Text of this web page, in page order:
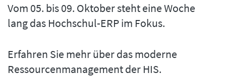
Vom 05. bis 09. Oktober steht eine Woche
lang das Hochschul-ERP im Fokus.
Erfahren Sie mehr über das moderne
Ressourcenmanagement der HIS.